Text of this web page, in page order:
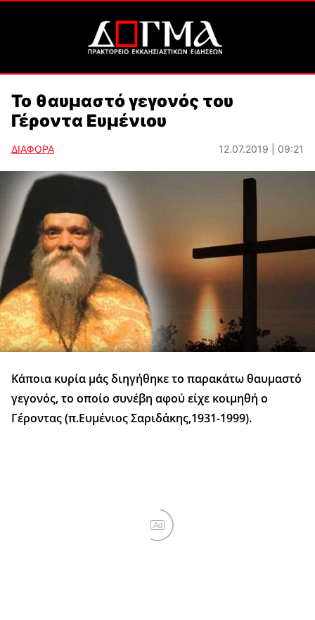
Το θαυμαστό γεγονός του
Γέροντα Ευμένιου
ΔΙΑΦΟΡΑ 12.07.2019 | 09:21
Κάποια κυρία μάς διηγήθηκε το παρακάτω θαυμαστό
γεγονός, το οποίο συνέβη αφού είχε κοιμηθή ο
Γέροντας (π.Ευμένιος Σαριδάκης,1931-1999).
Ad